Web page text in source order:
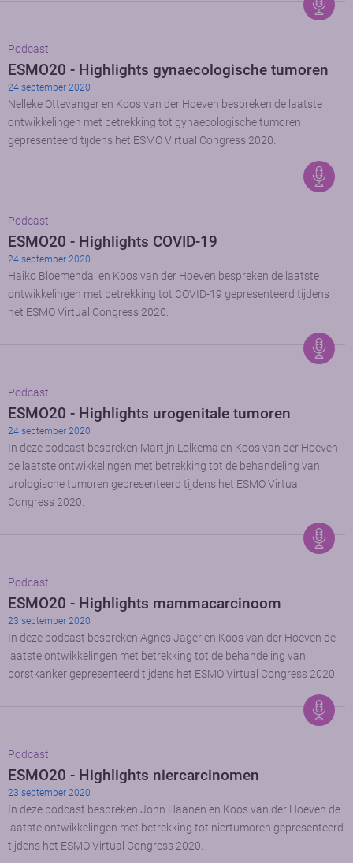
Podcast
ESMO20 - Highlights gynaecologische tumoren
24 september 2020
Nelleke Ottevanger en Koos van der Hoeven bespreken de laatste
ontwikkelingen met betrekking tot gynaecologische tumoren
gepresenteerd tijdens het ESMO Virtual Congress 2020.
Podcast
ESMO20 - Highlights COVID-19
24 september 2020
Haiko Bloemendal en Koos van der Hoeven bespreken de laatste
ontwikkelingen met betrekking tot COVID-19 gepresenteerd tijdens
het ESMO Virtual Congress 2020.
Podcast
ESMO20 - Highlights urogenitale tumoren
24 september 2020
In deze podcast bespreken Martijn Lolkema en Koos van der Hoeven
de laatste ontwikkelingen met betrekking tot de behandeling van
urologische tumoren gepresenteerd tijdens het ESMO Virtual
Congress 2020.
Podcast
ESMO20 - Highlights mammacarcinoom
23 september 2020
In deze podcast bespreken Agnes Jager en Koos van der Hoeven de
laatste ontwikkelingen met betrekking tot de behandeling van
borstkanker gepresenteerd tijdens het ESMO Virtual Congress 2020.
Podcast
ESMO20 - Highlights niercarcinomen
23 september 2020
In deze podcast bespreken John Haanen en Koos van der Hoeven de
laatste ontwikkelingen met betrekking tot niertumoren gepresenteerd
tijdens het ESMO Virtual Congress 2020.